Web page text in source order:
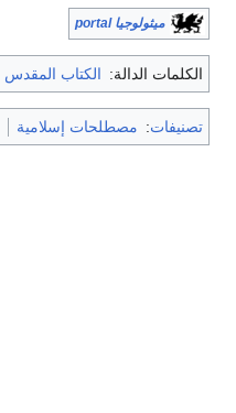
ميثولوجيا portal
الكلمات الدالة: الكتاب المقدس
تصنيفات: مصطلحات إسلامية